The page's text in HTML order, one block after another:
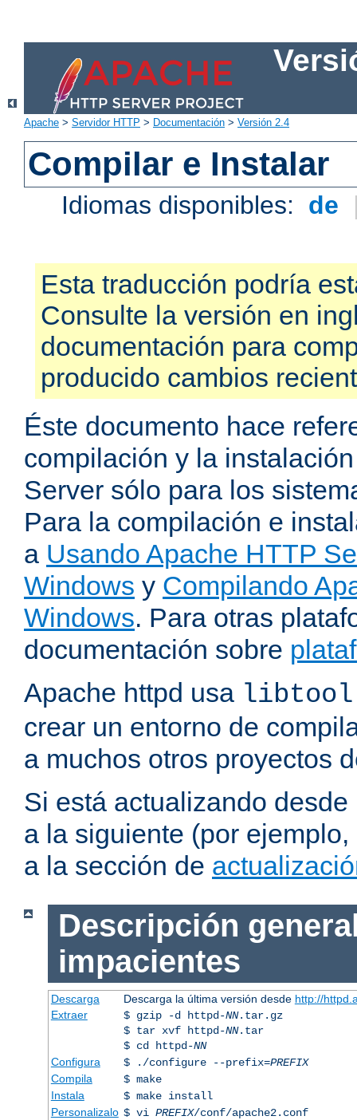
Apache > Servidor HTTP > Documentación > Versión 2.4
Compilar e Instalar
Idiomas disponibles: de
Esta traducción podría
Consulte la versión en
documentación para
producido cambios
Éste documento hace
compilación y la
Server sólo para los
Para la compilación e
a Usando Apache HTTP
Windows y Compilando
Windows. Para otras
documentación sobre
Apache httpd usa libtool
crear un entorno de
a muchos otros proyectos
Si está actualizando
a la siguiente (por
a la sección de
Descripción
impacientes
Descarga Descarga la última versión desde http://
Extraer
$ gzip -d httpd-NN.tar.gz
$ tar xvf httpd-NN.tar
$ cd httpd-NN
Configura
$ ./configure --prefix=PREFIX
Compila
$ make
Instala
$ make install
Personalizalo $ vi PREFIX/conf/apache2.conf